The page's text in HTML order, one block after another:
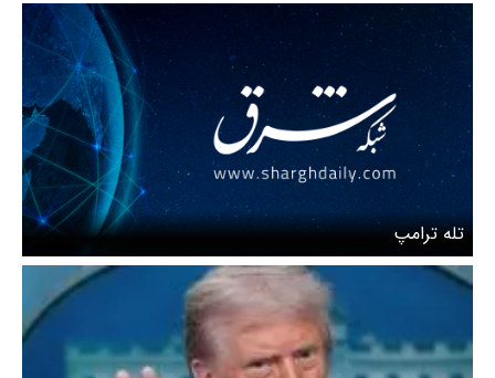
تله‌ ترامپ